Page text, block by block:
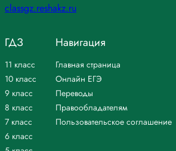
ГДЗ
11 класс
10 класс
9 класс
8 класс
7 класс
6 класс
Навигация
Главная страница
Онлайн ЕГЭ
Переводы
Правообладателям
Пользовательское соглашение